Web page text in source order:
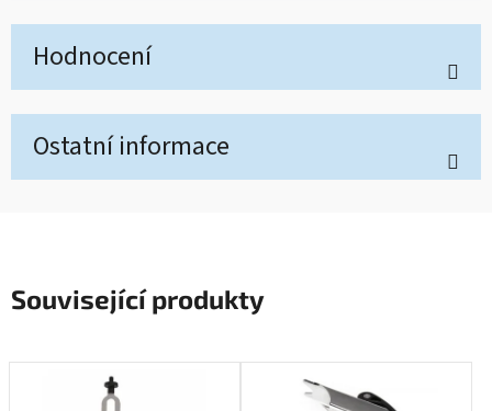
Hodnocení
Ostatní informace
Související produkty